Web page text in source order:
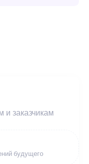
заказчикам
будущего